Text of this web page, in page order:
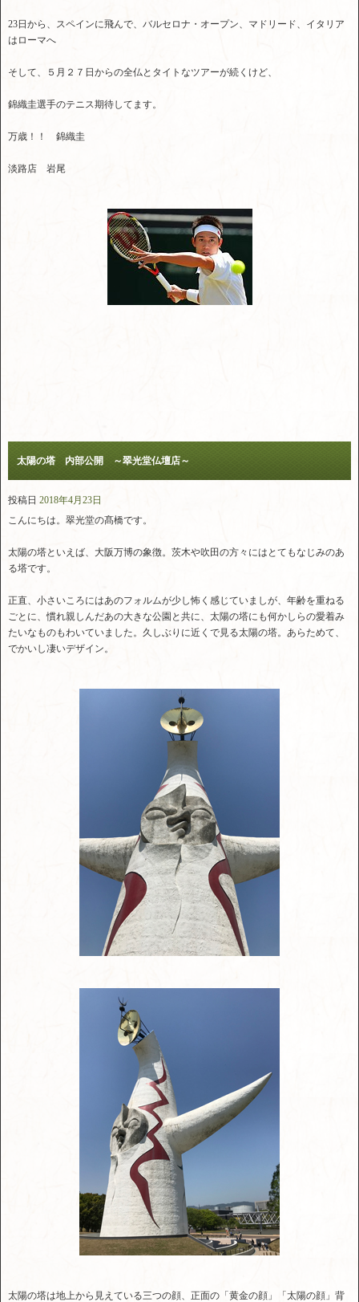
23日から、スペインに飛んで、バルセロナ・オープン、マドリード、イタリア
はローマへ
そして、５月２７日からの全仏とタイトなツアーが続くけど、
錦織圭選手のテニス期待してます。
万歳！！ 錦織圭
淡路店 岩尾
太陽の塔 内部公開 ～翠光堂仏壇店～
投稿日 2018年4月23日
こんにちは。翠光堂の髙橋です。
太陽の塔といえば、大阪万博の象徴。茨木や吹田の方々にはとてもなじみのあ
る塔です。
正直、小さいころにはあのフォルムが少し怖く感じていましが、年齢を重ねる
ごとに、慣れ親しんだあの大きな公園と共に、太陽の塔にも何かしらの愛着み
たいなものもわいていました。久しぶりに近くで見る太陽の塔。あらためて、
でかいし凄いデザイン。
太陽の塔は地上から見えている三つの顔、正面の「黄金の顔」「太陽の顔」背